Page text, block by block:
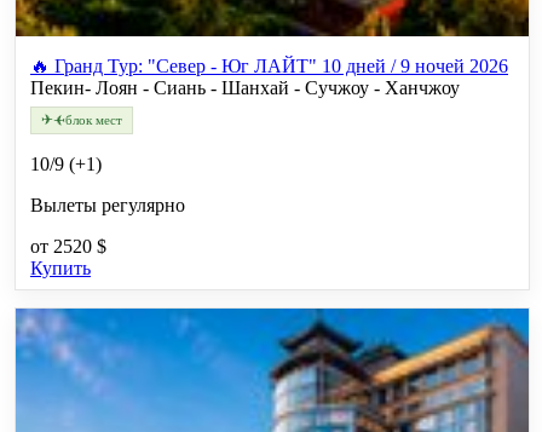
🔥 Гранд Тур: "Север - Юг ЛАЙТ" 10 дней / 9 ночей 2026
Пекин- Лоян - Сиань - Шанхай - Сучжоу - Ханчжоу
✈✈блок мест
10/9 (+1)
Вылеты регулярно
от 2520 $
Купить